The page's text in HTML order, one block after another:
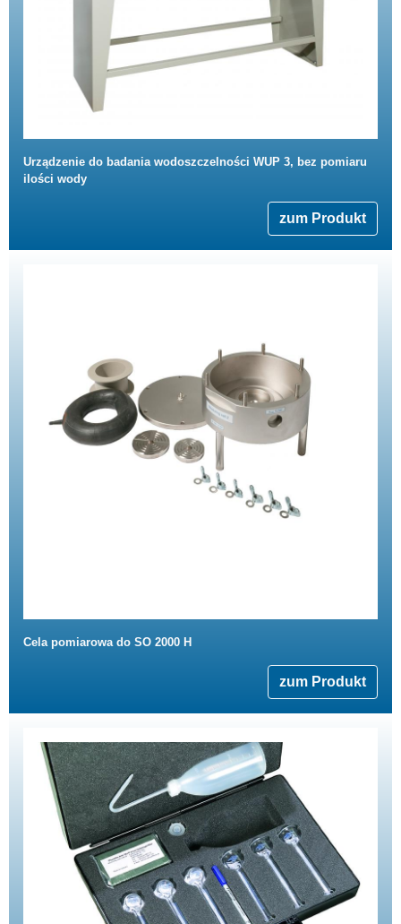
Urządzenie do badania wodoszczelności WUP 3, bez pomiaru
ilości wody
zum Produkt
Cela pomiarowa do SO 2000 H
zum Produkt